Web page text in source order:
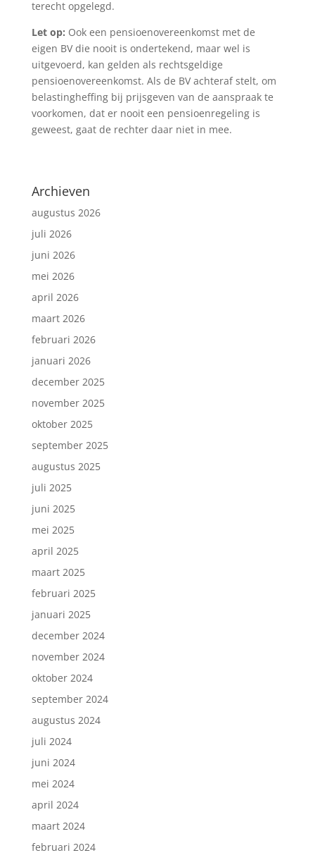
terecht opgelegd.
Let op: Ook een pensioenovereenkomst met de
eigen BV die nooit is ondertekend, maar wel is
uitgevoerd, kan gelden als rechtsgeldige
pensioenovereenkomst. Als de BV achteraf stelt, om
belastingheffing bij prijsgeven van de aanspraak te
voorkomen, dat er nooit een pensioenregeling is
geweest, gaat de rechter daar niet in mee.
Archieven
augustus 2026
juli 2026
juni 2026
mei 2026
april 2026
maart 2026
februari 2026
januari 2026
december 2025
november 2025
oktober 2025
september 2025
augustus 2025
juli 2025
juni 2025
mei 2025
april 2025
maart 2025
februari 2025
januari 2025
december 2024
november 2024
oktober 2024
september 2024
augustus 2024
juli 2024
juni 2024
mei 2024
april 2024
maart 2024
februari 2024